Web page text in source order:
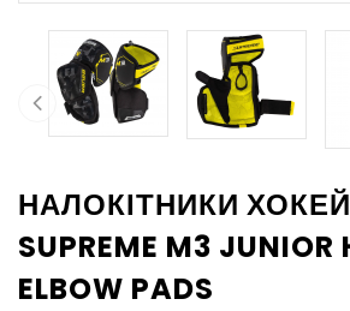
НАЛОКІТНИКИ
SUPREME M3 JUNIOR
ELBOW PADS